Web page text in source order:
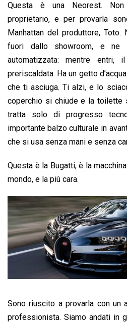
Questa è una Neorest.
proprietario, e per provarla
Manhattan del produttore, Toto.
fuori dallo showroom, e ne
automatizzata: mentre
preriscaldata. Ha un getto
che ti asciuga. Ti alzi, e lo
coperchio si chiude e la toilette
tratta solo di progresso
importante balzo culturale in
che si usa senza mani e senza
Questa è la Bugatti, è la
mondo, e la più cara.
Sono riuscito a provarla con un
professionista. Siamo andati in